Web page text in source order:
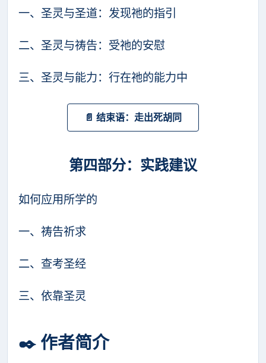
一、圣灵与圣道：发现祂的指引
二、圣灵与祷告：受祂的安慰
三、圣灵与能力：行在祂的能力中
📄 结束语：走出死胡同
第四部分：实践建议
如何应用所学的
一、祷告祈求
二、查考圣经
三、依靠圣灵
✒️ 作者简介